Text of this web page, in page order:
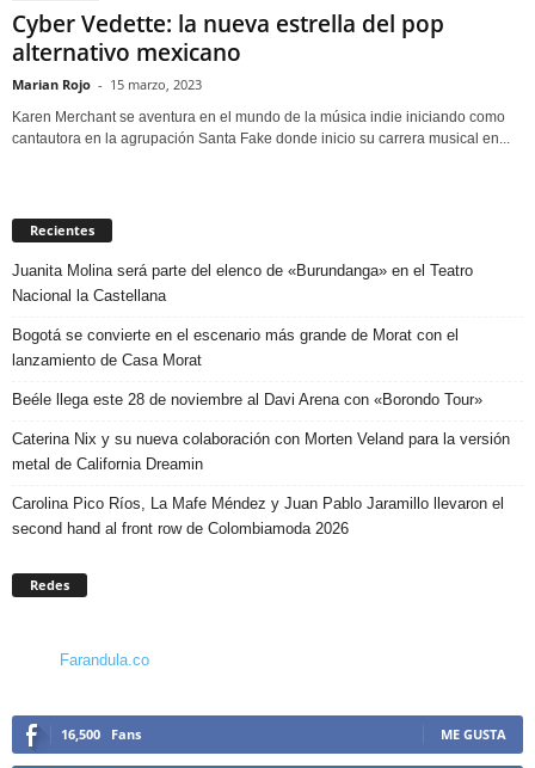
Cyber Vedette: la nueva estrella del pop
alternativo mexicano
Marian Rojo - 15 marzo, 2023
Karen Merchant se aventura en el mundo de la música indie iniciando como
cantautora en la agrupación Santa Fake donde inicio su carrera musical en...
Recientes
Juanita Molina será parte del elenco de «Burundanga» en el Teatro
Nacional la Castellana
Bogotá se convierte en el escenario más grande de Morat con el
lanzamiento de Casa Morat
Beéle llega este 28 de noviembre al Davi Arena con «Borondo Tour»
Caterina Nix y su nueva colaboración con Morten Veland para la versión
metal de California Dreamin
Carolina Pico Ríos, La Mafe Méndez y Juan Pablo Jaramillo llevaron el
second hand al front row de Colombiamoda 2026
Redes
Farandula.co
16,500 Fans ME GUSTA